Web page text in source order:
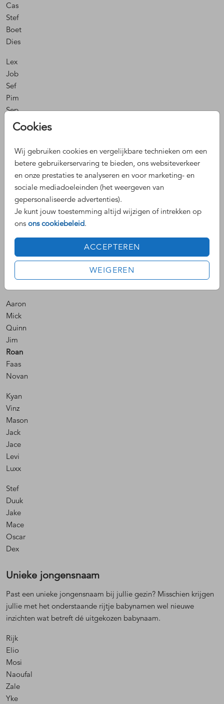
Cookies
Wij gebruiken cookies en vergelijkbare technieken om een
betere gebruikerservaring te bieden, ons websiteverkeer
en onze prestaties te analyseren en voor marketing- en
sociale mediadoeleinden (het weergeven van
gepersonaliseerde advertenties).
Je kunt jouw toestemming altijd wijzigen of intrekken op
ons ons cookiebeleid.
ACCEPTEREN
WEIGEREN
Cas
Stef
Boet
Dies
Lex
Job
Sef
Pim
Sep
Nox
Stoere jongensnaam
Een stoere jongensnaam is natuurlijk leuk om aan een jongetje
mee te geven. Lees hieronder de populairste opties en wie weet
staat er straks een stoere naam op jullie geboortekaartje!
Raf
Boas
Boris
Aaron
Mick
Quinn
Jim
Roan
Faas
Novan
Kyan
Vinz
Mason
Jack
Jace
Levi
Luxx
Stef
Duuk
Jake
Mace
Oscar
Dex
Unieke jongensnaam
Past een unieke jongensnaam bij jullie gezin? Misschien krijgen
jullie met het onderstaande rijtje babynamen wel nieuwe
inzichten wat betreft dé uitgekozen babynaam.
Rijk
Elio
Mosi
Naoufal
Zale
Yke